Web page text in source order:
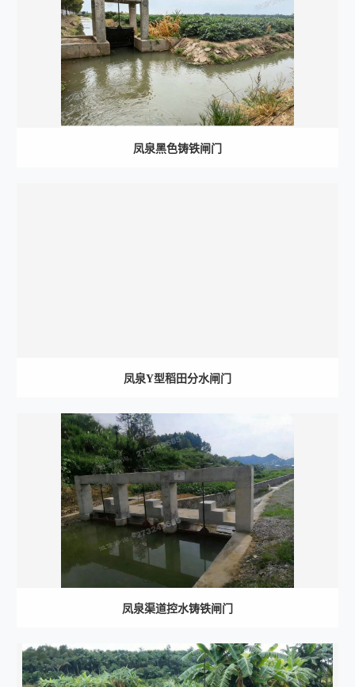
凤泉黑色铸铁闸门
凤泉Y型稻田分水闸门
凤泉渠道控水铸铁闸门